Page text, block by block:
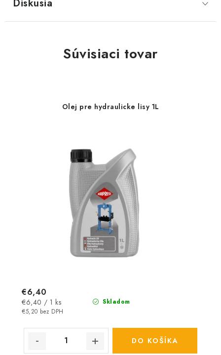
Diskusia
Súvisiaci tovar
Olej pre hydraulicke lisy 1L
Skladom
€5,20 bez DPH
€6,40
Jednotková
cena:
€6,40 / 1 ks
DO KOŠÍKA